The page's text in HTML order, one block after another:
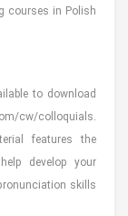
courses in Polish.
to download
cw/colloquials.
features the
develop your
skills.